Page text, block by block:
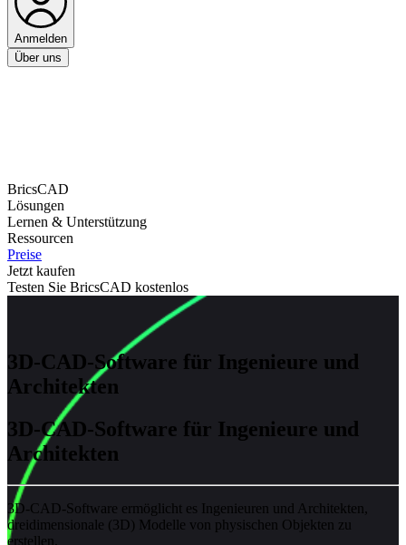
Anmelden
Über uns
BricsCAD
Lösungen
Lernen & Unterstützung
Ressourcen
Preise
Jetzt kaufen
Testen Sie BricsCAD kostenlos
3D-CAD-Software für Ingenieure und
Architekten
3D-CAD-Software für Ingenieure und
Architekten
3D-CAD-Software ermöglicht es Ingenieuren und Architekten,
dreidimensionale (3D) Modelle von physischen Objekten zu
erstellen.